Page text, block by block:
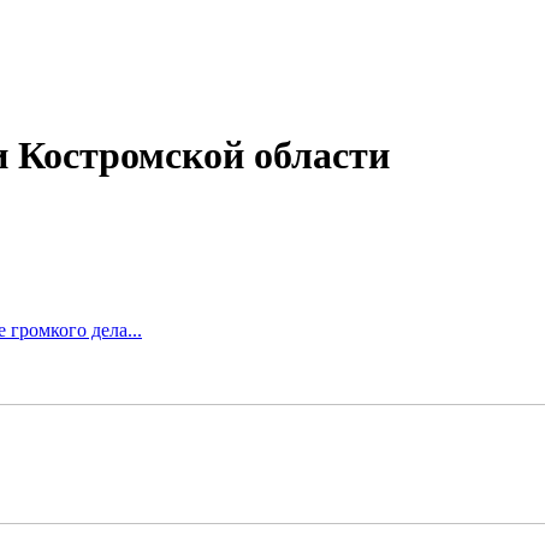
области
громкого дела...